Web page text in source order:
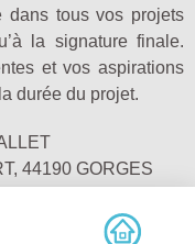
dans tous vos projets
la signature finale.
et vos aspirations
durée du projet.
44190 GORGES